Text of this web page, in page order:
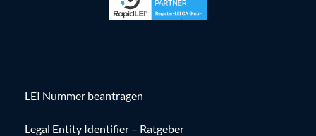
LEI Nummer beantragen
Legal Entity Identifier – Ratgeber